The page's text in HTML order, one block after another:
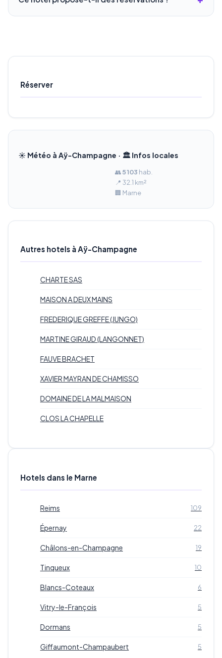
Réserver
☀️ Météo à Aÿ-Champagne · 🏛️ Infos locales
👥5 103 hab.
📍 32.1 km²
🏢 Marne
Autres hotels à Aÿ-Champagne
CHARTE SAS
MAISON A DEUX MAINS
FREDERIQUE GREFFE (JUNGO)
MARTINE GIRAUD (LANGONNET)
FAUVE BRACHET
XAVIER MAYRAN DE CHAMISSO
DOMAINE DE LA MALMAISON
CLOS LA CHAPELLE
Hotels dans le Marne
Reims 109
Épernay 22
Châlons-en-Champagne 19
Tinqueux 10
Blancs-Coteaux 6
Vitry-le-François 5
Dormans 5
Giffaumont-Champaubert 5